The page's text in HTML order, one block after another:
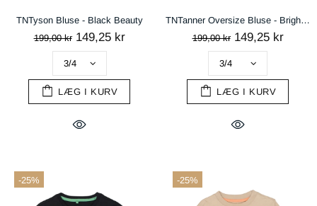
TNTyson Bluse - Black Beauty
199,00 kr 149,25 kr
LÆG I KURV
TNTanner Oversize Bluse - Bright White
199,00 kr 149,25 kr
LÆG I KURV
-25% -25%